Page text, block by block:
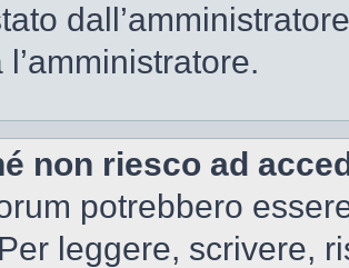
non riesco ad
potrebbero
leggere, scrivere,